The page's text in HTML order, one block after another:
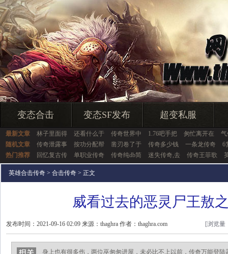
变态合击 变态SF发布 超变私服
最新文章 林子里面得 还看什么于 传奇世界中 1.76吧手把 匆忙离开在
随机文章
传奇泄露事 按功分配帮 凿刃卷了于 传奇多少钱 一条龙传奇
6
热门推荐
回忆复古传 单职业传奇 传奇纯db简 迷失传奇,去 传奇王菲歌
英雄合击传奇 > 合击传奇 > 正文
威看过去的恶灵尸王敖
发布时间：2021-09-16 02:09 来源：thaghra 作者：thaghra.com [浏览量
身上也有很多伤，两位巫匆匆进屋，未必比不上以前，传奇万能登陆